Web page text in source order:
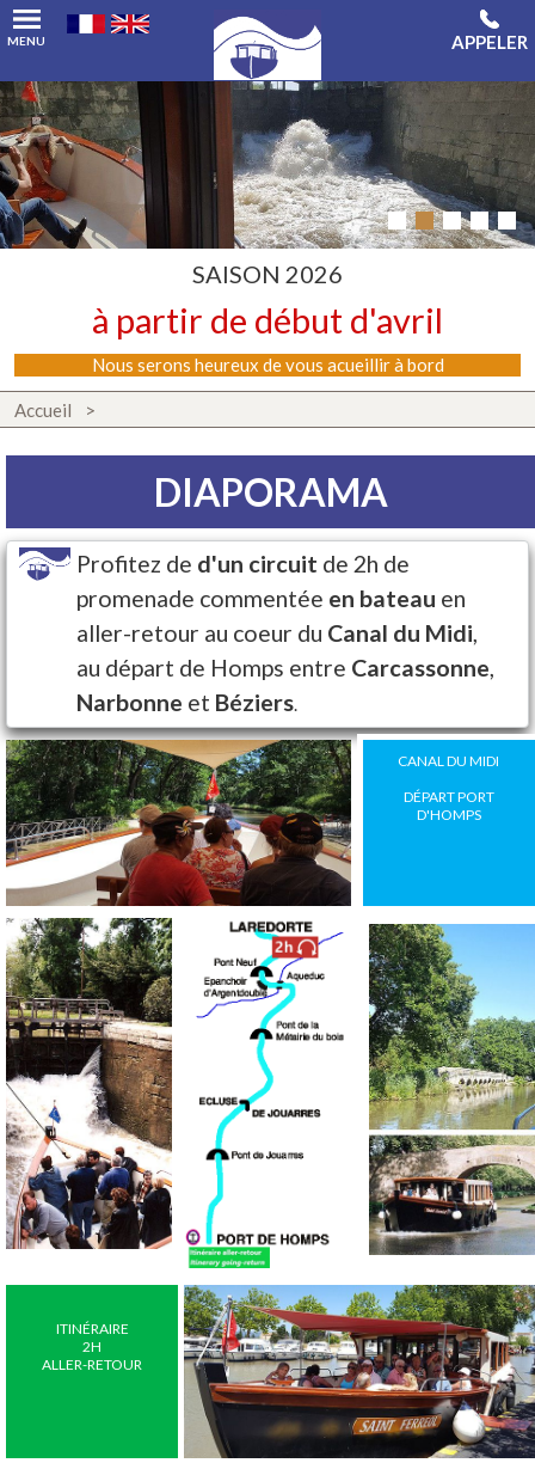
MENU APPELER
SAISON 2026
à partir de début d'avril
Nous serons heureux de vous acueillir à bord
Accueil
DIAPORAMA
Profitez de d'un circuit de 2h de
promenade commentée en bateau en
aller-retour au coeur du Canal du Midi,
au départ de Homps entre Carcassonne,
Narbonne et Béziers.
CANAL DU MIDI
DÉPART PORT
D'HOMPS
ITINÉRAIRE
2H
ALLER-RETOUR